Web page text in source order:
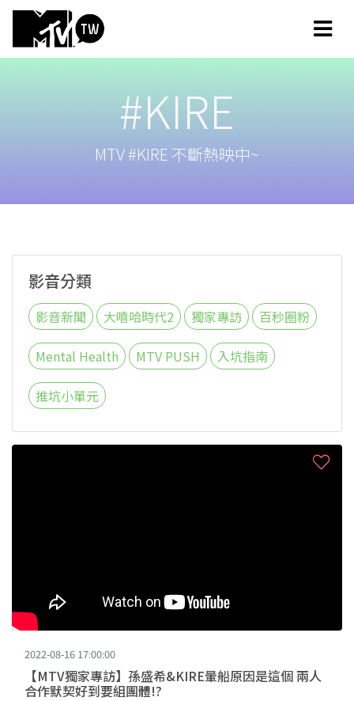
#KIRE
MTV #KIRE 不斷熱映中~
影音分類
影音新聞 大嘻哈時代2 獨家專訪 百秒圈粉
Mental Health MTV PUSH 入坑指南
推坑小單元
2022-08-16 17:00:00
【MTV獨家專訪】孫盛希&KIRE暈船原因是這個 兩人
合作默契好到要組團體!?